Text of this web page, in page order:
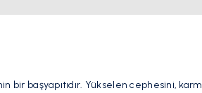
bir başyapıtıdır. Yükselen cephesini,